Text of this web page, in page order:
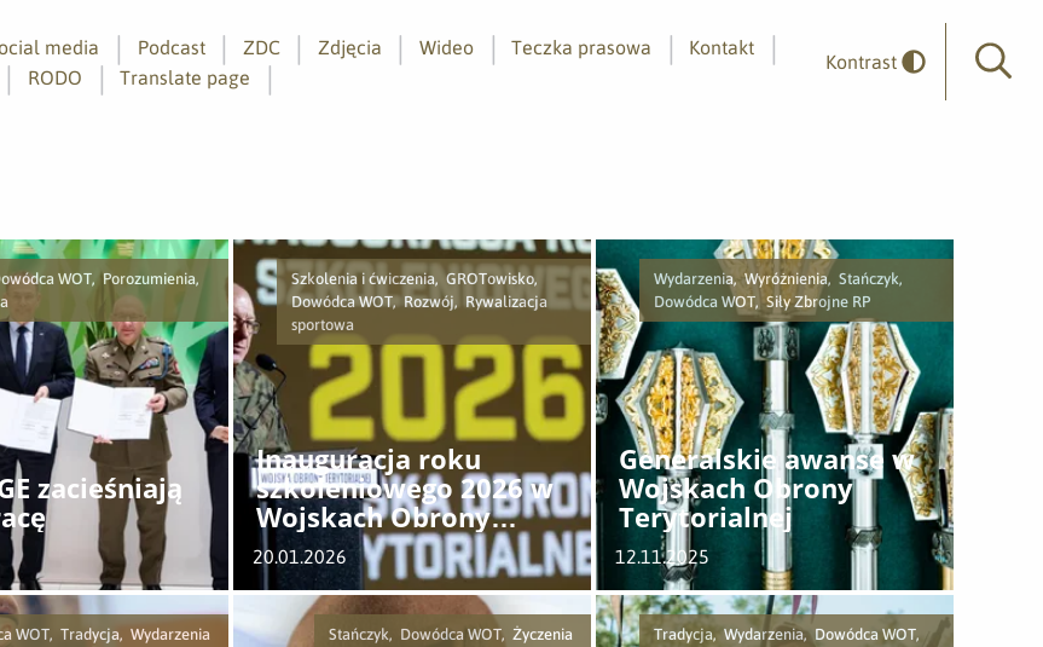
media Podcast ZDC Zdjęcia Wideo Teczka prasowa
Kontakt
RODO Translate page
Kontrast
WOT, Porozumienia,
zacieśniają
Szkolenia i ćwiczenia, GROTowisko,
Dowódca WOT, Rozwój, Rywalizacja
sportowa
Inauguracja roku
szkoleniowego 2026 w
Wojskach Obrony
Terytorialnej
20.01.2026
Wydarzenia, Wyróżnienia, Stańczyk,
Dowódca WOT, Siły Zbrojne RP
Generalskie awanse w
Wojskach Obrony
Terytorialnej
12.11.2025
WOT, Tradycja, Wydarzenia Stańczyk, Dowódca WOT, Życzenia
Tradycja, Wydarzenia, Dowódca WOT,